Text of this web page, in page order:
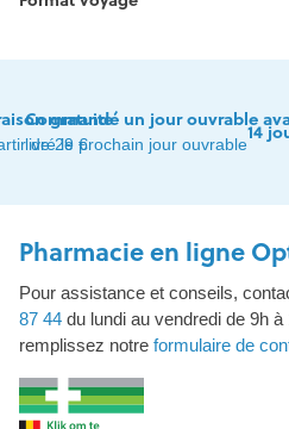
gratuite
de 29 €
Commandé un jour ouvrable
livré le prochain jour ouvrable
14
Pharmacie en ligne
Pour assistance et conseils,
87 44 du lundi au vendredi de 9h
remplissez notre formulaire de